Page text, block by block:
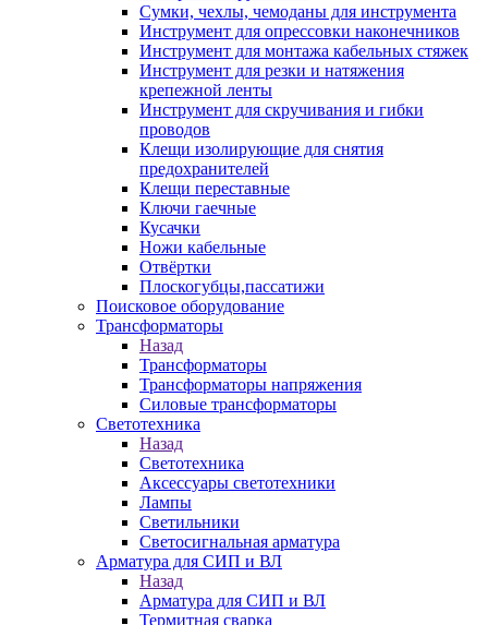
Сумки, чехлы, чемоданы для инструмента
Инструмент для опрессовки наконечников
Инструмент для монтажа кабельных стяжек
Инструмент для резки и натяжения
крепежной ленты
Инструмент для скручивания и гибки
проводов
Клещи изолирующие для снятия
предохранителей
Клещи переставные
Ключи гаечные
Кусачки
Ножи кабельные
Отвёртки
Плоскогубцы,пассатижи
Поисковое оборудование
Трансформаторы
Назад
Трансформаторы
Трансформаторы напряжения
Силовые трансформаторы
Светотехника
Назад
Светотехника
Аксессуары светотехники
Лампы
Светильники
Светосигнальная арматура
Арматура для СИП и ВЛ
Назад
Арматура для СИП и ВЛ
Термитная сварка